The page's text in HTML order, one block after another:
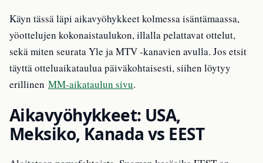
Käyn tässä läpi aikavyöhykkeet kolmessa isäntämaassa,
yöottelujen kokonaistaulukon, illalla pelattavat ottelut,
sekä miten seurata Yle ja MTV -kanavien avulla. Jos etsit
täyttä otteluaikataulua päiväkohtaisesti, siihen löytyy
erillinen MM-aikataulun sivu.
Aikavyöhykkeet: USA,
Meksiko, Kanada vs EEST